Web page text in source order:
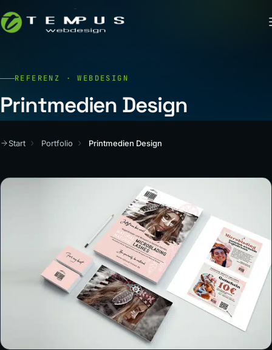
REFERENZ · WEBDESIGN
Printmedien Design
Start Portfolio Printmedien Design